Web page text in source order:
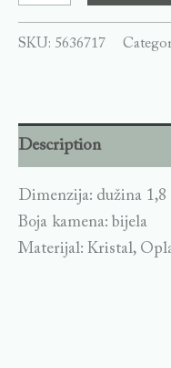
SKU: 5636717
Description
Dimenzija: dužina
Boja kamena: bijela
Materijal: Kristal,